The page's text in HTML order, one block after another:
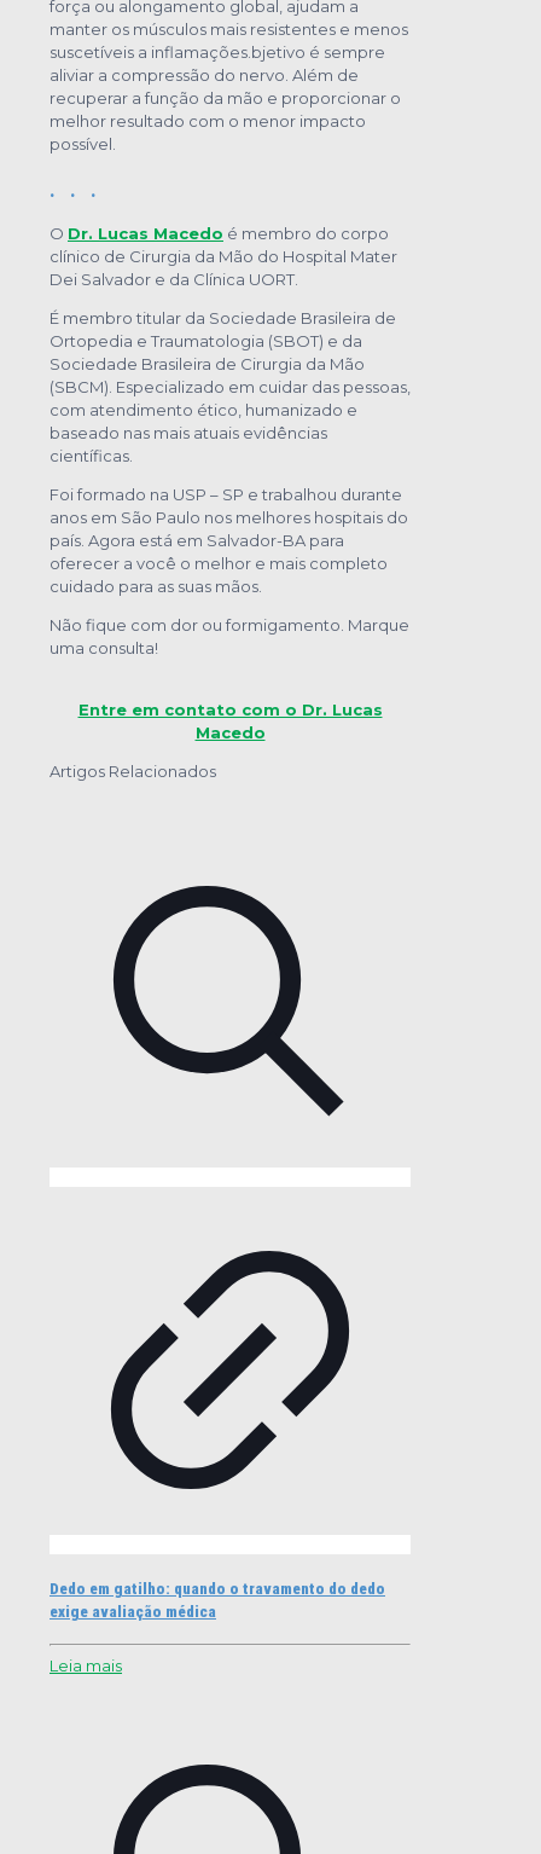
força ou alongamento global, ajudam a
manter os músculos mais resistentes e menos
suscetíveis a inflamações.bjetivo é sempre
aliviar a compressão do nervo. Além de
recuperar a função da mão e proporcionar o
melhor resultado com o menor impacto
possível.
. . .
O Dr. Lucas Macedo é membro do corpo
clínico de Cirurgia da Mão do Hospital Mater
Dei Salvador e da Clínica UORT.
É membro titular da Sociedade Brasileira de
Ortopedia e Traumatologia (SBOT) e da
Sociedade Brasileira de Cirurgia da Mão
(SBCM). Especializado em cuidar das pessoas,
com atendimento ético, humanizado e
baseado nas mais atuais evidências
científicas.
Foi formado na USP – SP e trabalhou durante
anos em São Paulo nos melhores hospitais do
país. Agora está em Salvador-BA para
oferecer a você o melhor e mais completo
cuidado para as suas mãos.
Não fique com dor ou formigamento. Marque
uma consulta!
Entre em contato com o Dr. Lucas
Macedo
Artigos Relacionados
Dedo em gatilho: quando o travamento do dedo
exige avaliação médica
Leia mais